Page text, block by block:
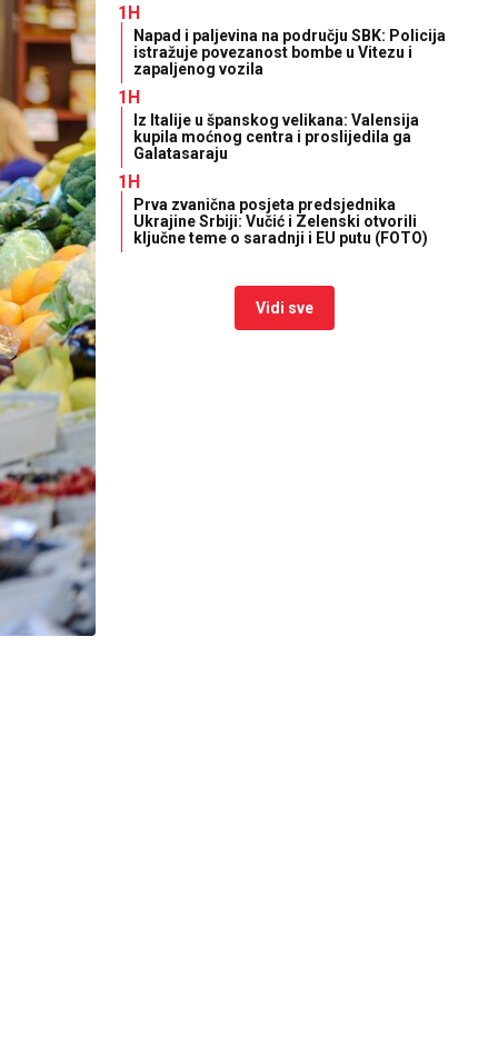
1H
Napad i paljevina na području SBK: Policija
istražuje povezanost bombe u Vitezu i
zapaljenog vozila
1H
Iz Italije u španskog velikana: Valensija
kupila moćnog centra i proslijedila ga
Galatasaraju
1H
Prva zvanična posjeta predsjednika
Ukrajine Srbiji: Vučić i Zelenski otvorili
ključne teme o saradnji i EU putu (FOTO)
Vidi sve